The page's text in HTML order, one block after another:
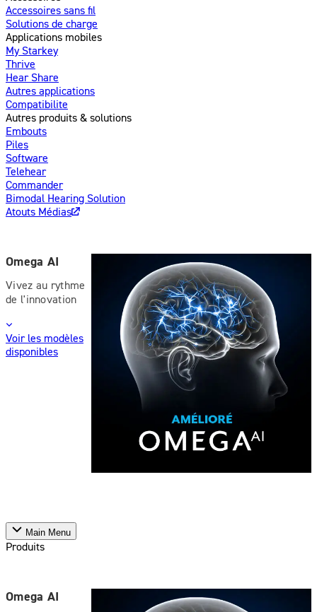
Accessoires sans fil
Solutions de charge
Applications mobiles
My Starkey
Thrive
Hear Share
Autres applications
Compatibilite
Autres produits & solutions
Embouts
Piles
Software
Telehear
Commander
Bimodal Hearing Solution
Atouts Médias
Omega AI
Vivez au rythme
de l'innovation
Voir les modèles
disponibles
Main Menu
Produits
Omega AI